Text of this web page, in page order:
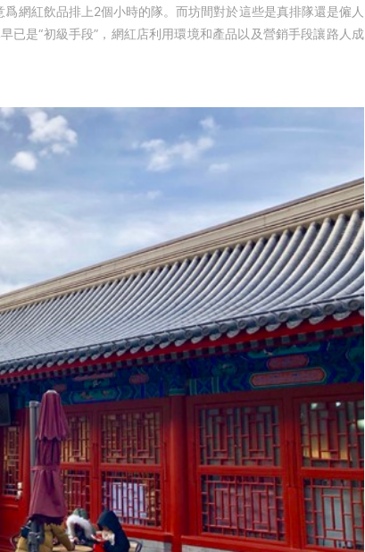
紅飲品排上2個小時的隊。而坊間對於這些是真排隊還是僱人
是“初級手段”，網紅店利用環境和產品以及營銷手段讓路人成